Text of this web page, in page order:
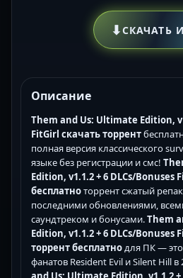
⬇СКАЧАТЬ
Описание
Them and Us: Ultimate Edition,
FitGirl скачать торрент
полная версия классического
языке без регистрации и смс!
Edition, v1.1.2 + 6 DLCs/Bonuses
бесплатноторрент сжатый
последними обновлениями,
саундтреком и бонусами.Them
Edition, v1.1.2 + 6 DLCs/Bonuses
торрент бесплатнодля ПК —
фанатов Resident Evil и Silent Hill в